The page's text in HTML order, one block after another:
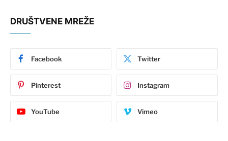
DRUŠTVENE MREŽE
Facebook Twitter
Pinterest Instagram
YouTube Vimeo